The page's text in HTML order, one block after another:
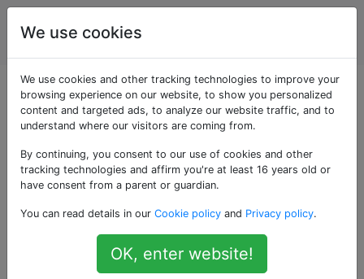
Sviluppo del
gioco
Sviluppo del gioco
professionali e indipendenti
17
Come posso gestire efficacemente
un progetto di gioco per hobby?
[chiuso]
Quali sono i tuoi suggerimenti e trucchi per
We use cookies
We use cookies and other tracking technologies to improve your
browsing experience on our website, to show you personalized
content and targeted ads, to analyze our website traffic, and to
understand where our visitors are coming from.
By continuing, you consent to our use of cookies and other
tracking technologies and affirm you're at least 16 years old or
have consent from a parent or guardian.
You can read details in our Cookie policy and Privacy policy.
OK, enter website!